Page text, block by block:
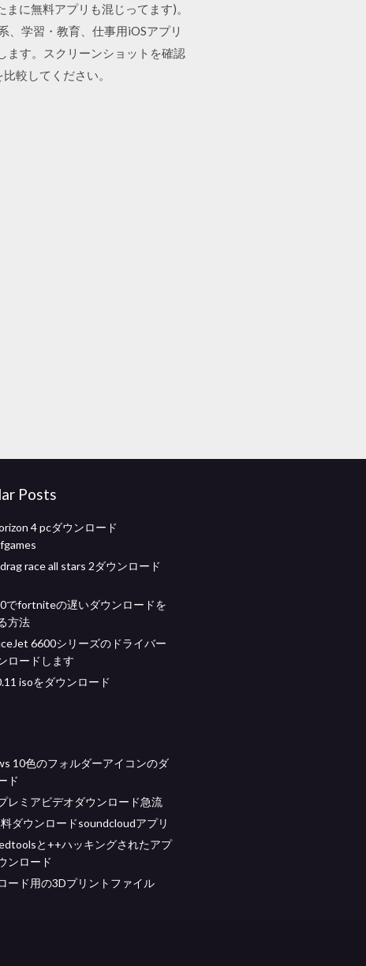
に無料アプリも混じってます)。
、学習・教育、仕事用iOSアプリ
ます。スクリーンショットを確認
較してください。
Posts
4 pcダウンロード
race all stars 2ダウンロード
でfortniteの遅いダウンロードを
方法
6600シリーズのドライバー
ロードします
isoをダウンロード
10色のフォルダーアイコンのダ
ド
レミアビデオダウンロード急流
ダウンロードsoundcloudアプリ
と++ハッキングされたアプ
ンロード
ード用の3Dプリントファイル